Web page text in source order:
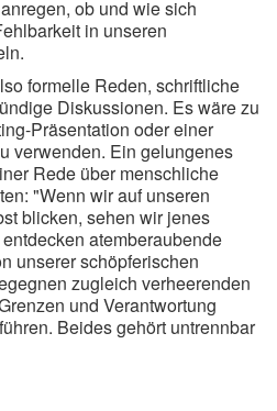
ob und wie sich
in unseren
formelle Reden, schriftliche
Diskussionen. Es wäre zu
Präsentation oder einer
verwenden. Ein gelungenes
Rede über menschliche
"Wenn wir auf unseren
blicken, sehen wir jenes
atemberaubende
unserer schöpferischen
zugleich verheerenden
und Verantwortung
Beides gehört untrennbar